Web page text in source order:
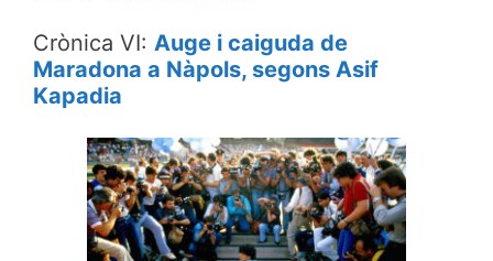
Crònica VI: Auge i caiguda de
Maradona a Nàpols, segons Asif
Kapadia